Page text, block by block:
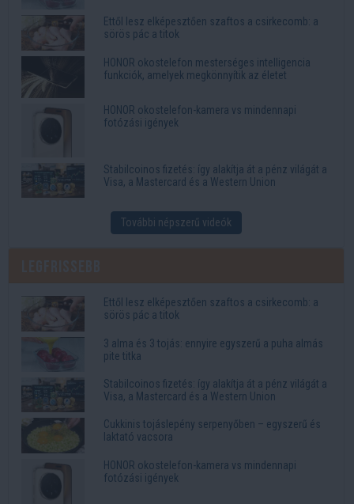
Ettől lesz elképesztően szaftos a csirkecomb: a
sörös pác a titok
HONOR okostelefon mesterséges intelligencia
funkciók, amelyek megkönnyítik az életet
HONOR okostelefon-kamera vs mindennapi
fotózási igények
Stabilcoinos fizetés: így alakítja át a pénz világát a
Visa, a Mastercard és a Western Union
További népszerű videók
Ettől lesz elképesztően szaftos a csirkecomb: a
sörös pác a titok
3 alma és 3 tojás: ennyire egyszerű a puha almás
pite titka
Stabilcoinos fizetés: így alakítja át a pénz világát a
Visa, a Mastercard és a Western Union
Cukkinis tojáslepény serpenyőben – egyszerű és
laktató vacsora
HONOR okostelefon-kamera vs mindennapi
fotózási igények